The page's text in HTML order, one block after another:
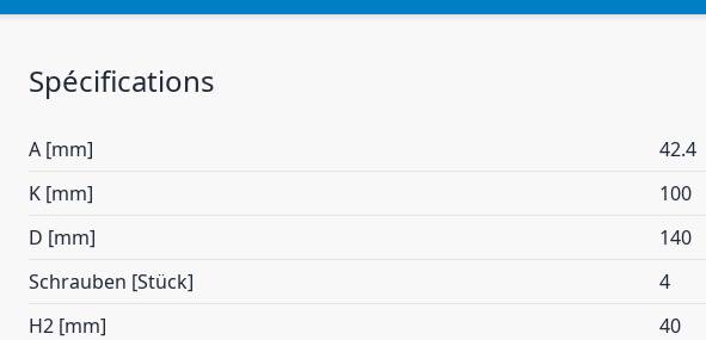
Spécifications
A [mm]
42.4
K [mm]
100
D [mm]
140
Schrauben [Stück]
4
H2 [mm]
40